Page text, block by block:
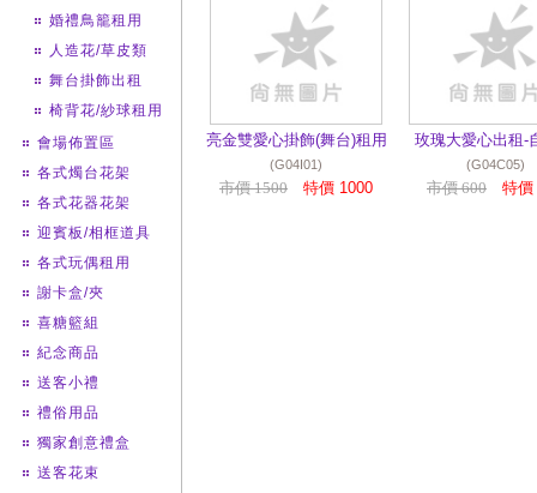
婚禮鳥籠租用
人造花/草皮類
舞台掛飾出租
椅背花/紗球租用
會場佈置區
各式燭台花架
各式花器花架
迎賓板/相框道具
各式玩偶租用
謝卡盒/夾
喜糖籃組
紀念商品
送客小禮
禮俗用品
獨家創意禮盒
送客花束
亮金雙愛心掛飾(舞台)租用
(G04I01)
市價 1500 特價 1000
玫瑰大愛心出租-
(G04C05)
市價 600 特價